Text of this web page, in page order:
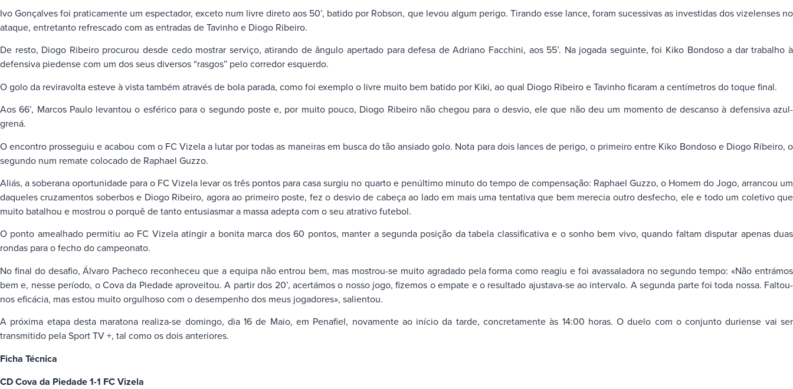
Ivo Gonçalves foi praticamente um espectador, exceto num livre direto aos 50’, batido por Robson, que levou algum perigo. Tirando esse lance, foram sucessivas as investidas dos vizelenses no
ataque, entretanto refrescado com as entradas de Tavinho e Diogo Ribeiro.
De resto, Diogo Ribeiro procurou desde cedo mostrar serviço, atirando de ângulo apertado para defesa de Adriano Facchini, aos 55’. Na jogada seguinte, foi Kiko Bondoso a dar trabalho à
defensiva piedense com um dos seus diversos “rasgos” pelo corredor esquerdo.
O golo da reviravolta esteve à vista também através de bola parada, como foi exemplo o livre muito bem batido por Kiki, ao qual Diogo Ribeiro e Tavinho ficaram a centímetros do toque final.
Aos 66’, Marcos Paulo levantou o esférico para o segundo poste e, por muito pouco, Diogo Ribeiro não chegou para o desvio, ele que não deu um momento de descanso à defensiva azul-
grená.
O encontro prosseguiu e acabou com o FC Vizela a lutar por todas as maneiras em busca do tão ansiado golo. Nota para dois lances de perigo, o primeiro entre Kiko Bondoso e Diogo Ribeiro, o
segundo num remate colocado de Raphael Guzzo.
Aliás, a soberana oportunidade para o FC Vizela levar os três pontos para casa surgiu no quarto e penúltimo minuto do tempo de compensação: Raphael Guzzo, o Homem do Jogo, arrancou um
daqueles cruzamentos soberbos e Diogo Ribeiro, agora ao primeiro poste, fez o desvio de cabeça ao lado em mais uma tentativa que bem merecia outro desfecho, ele e todo um coletivo que
muito batalhou e mostrou o porquê de tanto entusiasmar a massa adepta com o seu atrativo futebol.
O ponto amealhado permitiu ao FC Vizela atingir a bonita marca dos 60 pontos, manter a segunda posição da tabela classificativa e o sonho bem vivo, quando faltam disputar apenas duas
rondas para o fecho do campeonato.
No final do desafio, Álvaro Pacheco reconheceu que a equipa não entrou bem, mas mostrou-se muito agradado pela forma como reagiu e foi avassaladora no segundo tempo: «Não entrámos
bem e, nesse período, o Cova da Piedade aproveitou. A partir dos 20’, acertámos o nosso jogo, fizemos o empate e o resultado ajustava-se ao intervalo. A segunda parte foi toda nossa. Faltou-
nos eficácia, mas estou muito orgulhoso com o desempenho dos meus jogadores», salientou.
A próxima etapa desta maratona realiza-se domingo, dia 16 de Maio, em Penafiel, novamente ao início da tarde, concretamente às 14:00 horas. O duelo com o conjunto duriense vai ser
transmitido pela Sport TV +, tal como os dois anteriores.
Ficha Técnica
CD Cova da Piedade 1-1 FC Vizela